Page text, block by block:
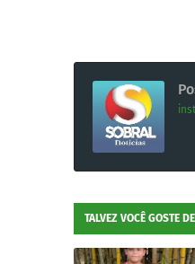
TALVEZ VOCÊ GOSTE